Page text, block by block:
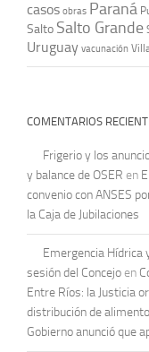
casos obras Paraná
Salto Salto Grande
Uruguay vacunación
COMENTARIOS
Frigerio y los
y balance de OSER en
convenio con ANSES
la Caja de Jubilaciones
Emergencia Hídrica
sesión del Concejo en
Entre Ríos: la Justicia
distribución de
Gobierno anunció que